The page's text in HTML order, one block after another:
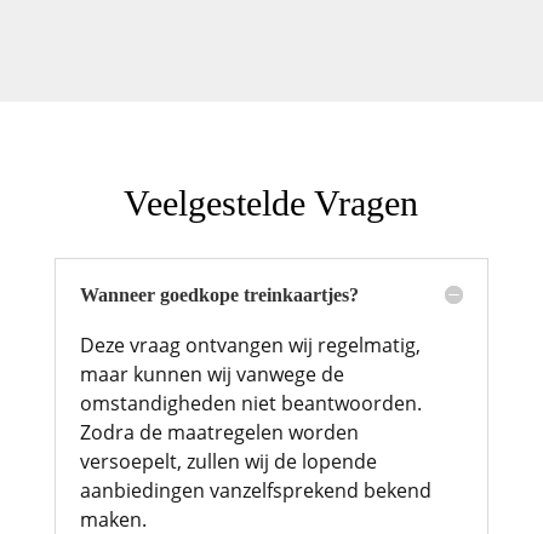
Veelgestelde Vragen
Wanneer goedkope treinkaartjes?
Deze vraag ontvangen wij regelmatig,
maar kunnen wij vanwege de
omstandigheden niet beantwoorden.
Zodra de maatregelen worden
versoepelt, zullen wij de lopende
aanbiedingen vanzelfsprekend bekend
maken.